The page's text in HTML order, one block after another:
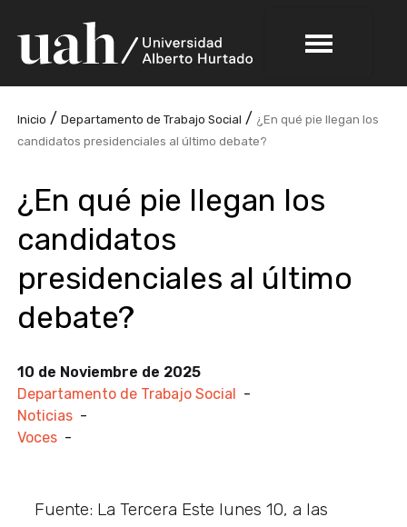
Inicio /Departamento de Trabajo Social / ¿En qué pie llegan los
candidatos presidenciales al último debate?
¿En qué pie llegan los
candidatos
presidenciales al último
debate?
10 de Noviembre de 2025
Departamento de Trabajo Social
-
Noticias -
Voces -
Fuente: La Tercera Este lunes 10, a las